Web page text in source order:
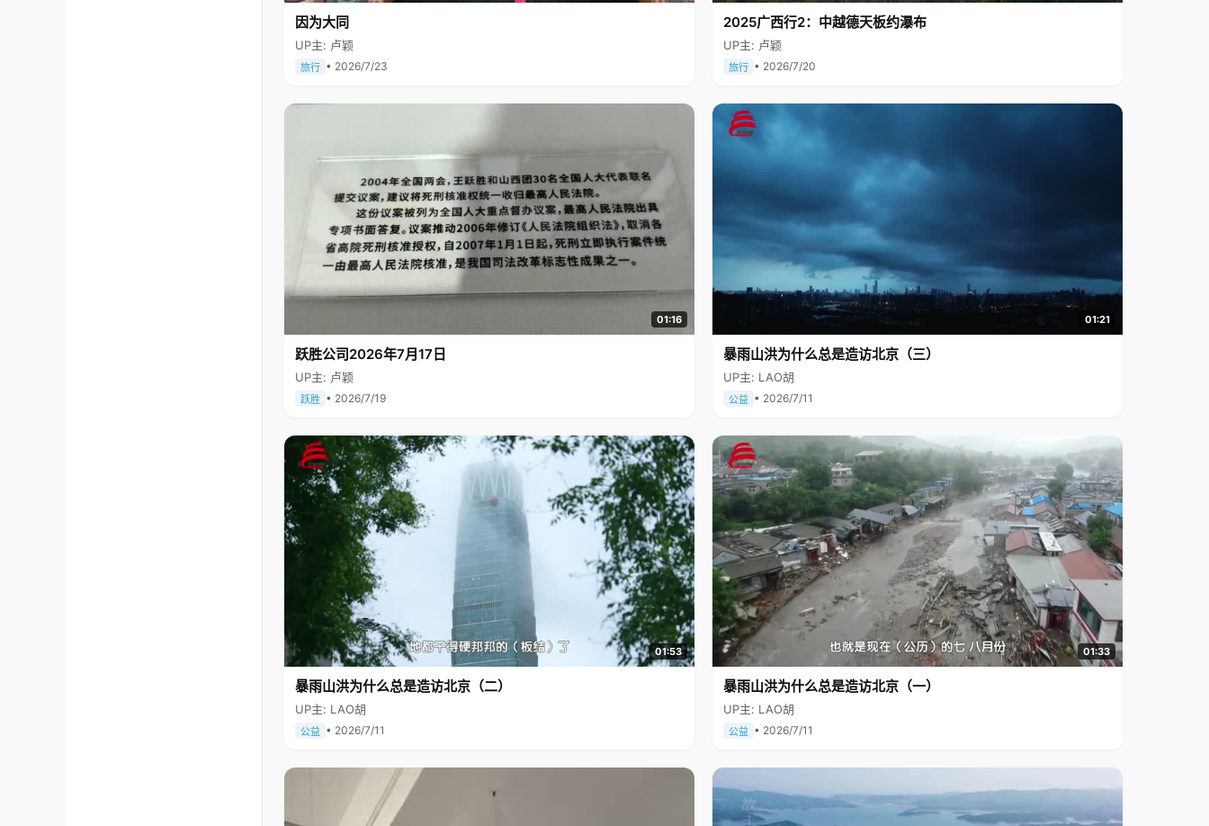
因为大同
UP主: 卢颖
旅行 • 2026/7/23
2025广西行2：中越德天板约瀑布
UP主: 卢颖
旅行 • 2026/7/20
01:16
跃胜公司2026年7月17日
UP主: 卢颖
跃胜 • 2026/7/19
01:21
暴雨山洪为什么总是造访北京（三）
UP主: LAO胡
公益 • 2026/7/11
01:53
暴雨山洪为什么总是造访北京（二）
UP主: LAO胡
公益 • 2026/7/11
01:33
暴雨山洪为什么总是造访北京（一）
UP主: LAO胡
公益 • 2026/7/11